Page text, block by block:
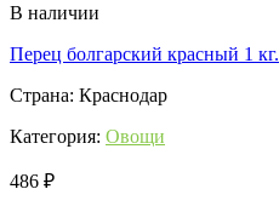
В наличии
Перец болгарский красный 1 кг.
Страна: Краснодар
Категория: Овощи
486 ₽